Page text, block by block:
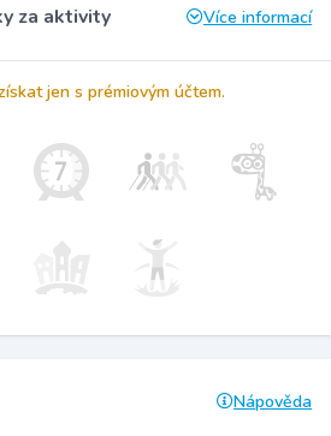
za aktivity Více informací
jen s prémiovým účtem.
Nápověda